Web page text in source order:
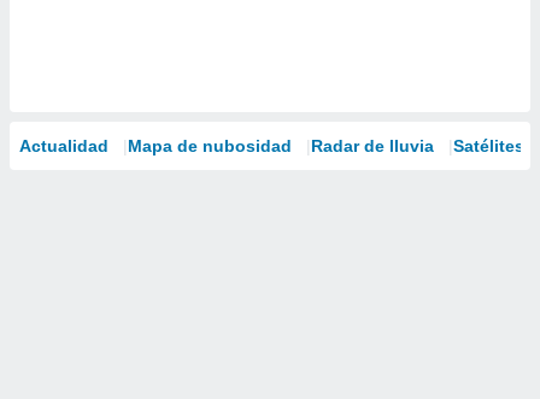
Actualidad Mapa de nubosidad Radar de lluvia Satélites